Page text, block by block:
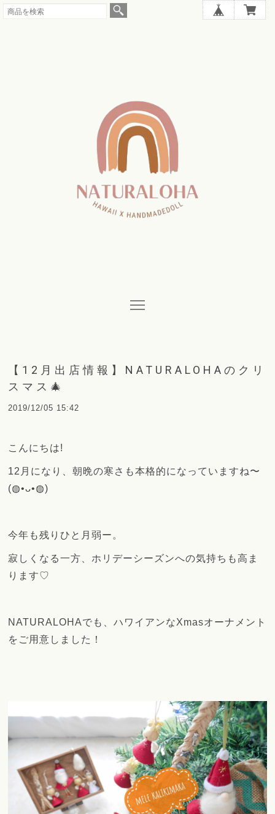
【12月出店情報】NATURALOHAのクリ
スマス🎄
2019/12/05 15:42
こんにちは!
12月になり、朝晩の寒さも本格的になっていますね〜
(◍•ᴗ•◍)
今年も残りひと月弱ー。
寂しくなる一方、ホリデーシーズンへの気持ちも高ま
ります♡
NATURALOHAでも、ハワイアンなXmasオーナメント
をご用意しました！